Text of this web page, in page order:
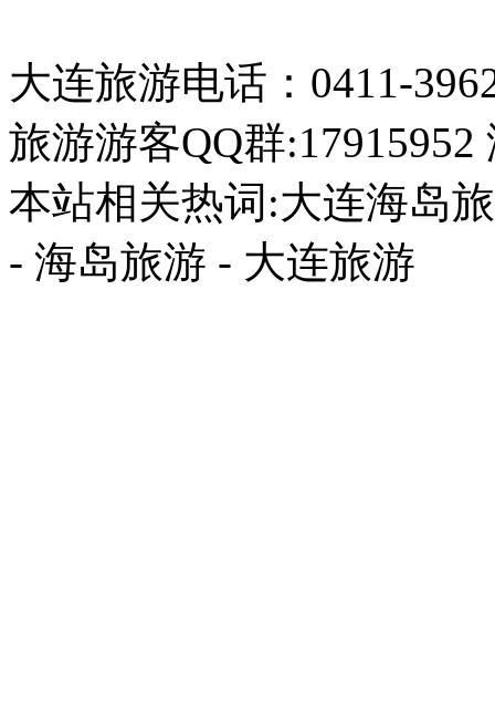
大连旅游电话：0411-
旅游游客QQ群
本站相关热词:大连海岛
- 海岛旅游 - 大连旅游